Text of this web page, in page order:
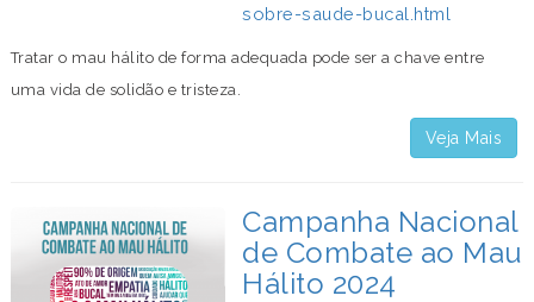
sobre-saude-bucal.html
Tratar o mau hálito de forma adequada pode ser a chave entre
uma vida de solidão e tristeza.
Veja Mais
Campanha Nacional
de Combate ao Mau
Hálito 2024